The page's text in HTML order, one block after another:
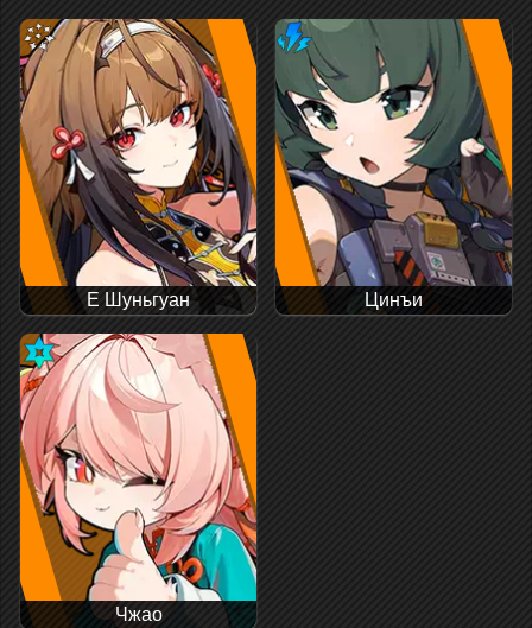
Е Шуньгуан Цинъи
Чжао